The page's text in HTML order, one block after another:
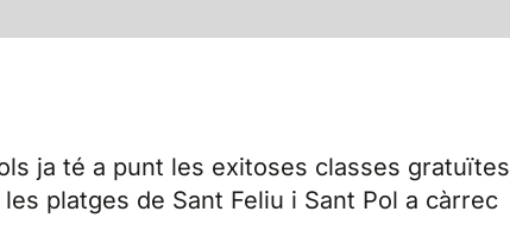
ja té a punt les exitoses classes gratuïtes
platges de Sant Feliu i Sant Pol a càrrec